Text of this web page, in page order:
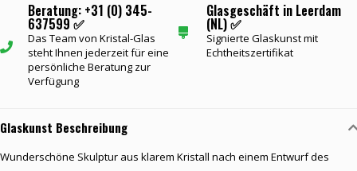
Beratung: +31 (0) 345-
637599 ✅
Das Team von Kristal-Glas
steht Ihnen jederzeit für eine
persönliche Beratung zur
Verfügung
Glasgeschäft in Leerdam
(NL) ✅
Signierte Glaskunst mit
Echtheitszertifikat
Glaskunst Beschreibung
Wunderschöne Skulptur aus klarem Kristall nach einem Entwurf des